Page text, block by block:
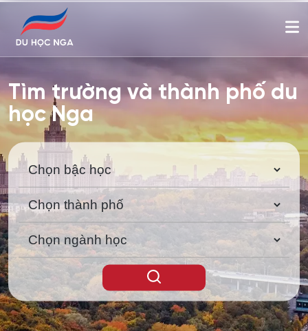
Tìm trường và thành phố du
học Nga